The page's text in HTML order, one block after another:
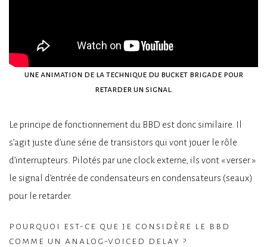
une animation de la technique du bucket brigade pour
retarder un signal.
Le principe de fonctionnement du BBD est donc similaire. Il
s’agit juste d’une série de transistors qui vont jouer le rôle
d’interrupteurs. Pilotés par une clock externe, ils vont « verser »
le signal d’entrée de condensateurs en condensateurs (seaux)
pour le retarder.
pourquoi est-ce que je considère le bbd
comme un analog-voiced delay ?